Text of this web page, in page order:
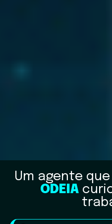
Um agente que
ODEIA